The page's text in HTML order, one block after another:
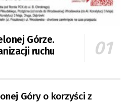
Górze.
ruchu
Góry o korzyści z